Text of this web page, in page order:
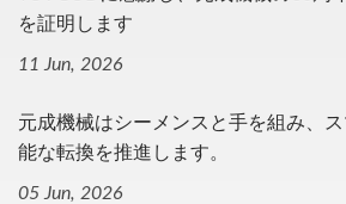
を証明します
11 Jun, 2026
元成機械はシーメンスと手を組み、
能な転換を推進します。
05 Jun, 2026